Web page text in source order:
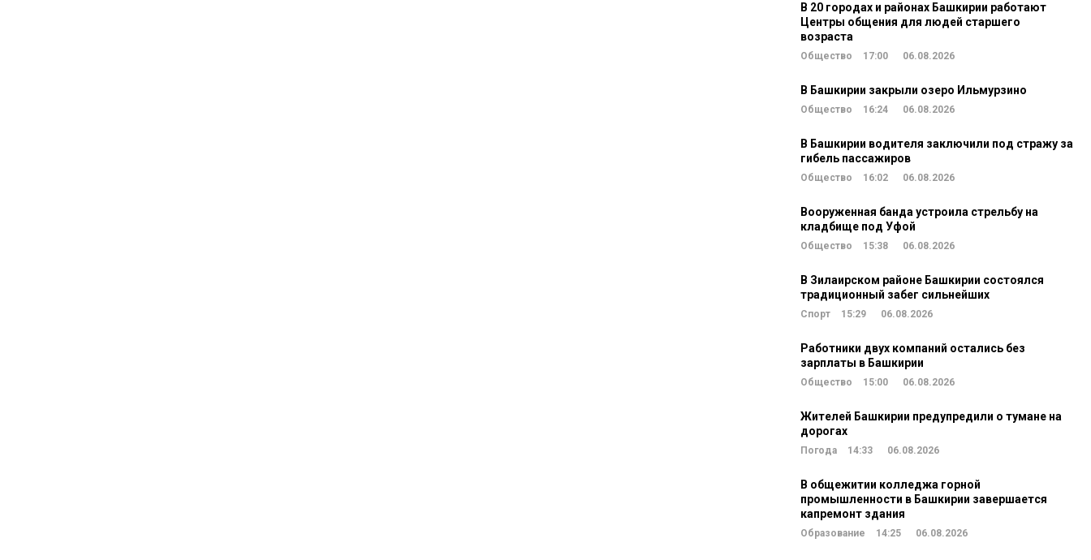
В 20 городах и районах Башкирии работают
Центры общения для людей старшего
возраста
Общество 17:00 06.08.2026
В Башкирии закрыли озеро Ильмурзино
Общество 16:24 06.08.2026
В Башкирии водителя заключили под стражу за
гибель пассажиров
Общество 16:02 06.08.2026
Вооруженная банда устроила стрельбу на
кладбище под Уфой
Общество 15:38 06.08.2026
В Зилаирском районе Башкирии состоялся
традиционный забег сильнейших
Спорт 15:29 06.08.2026
Работники двух компаний остались без
зарплаты в Башкирии
Общество 15:00 06.08.2026
Жителей Башкирии предупредили о тумане на
дорогах
Погода 14:33 06.08.2026
В общежитии колледжа горной
промышленности в Башкирии завершается
капремонт здания
Образование 14:25 06.08.2026